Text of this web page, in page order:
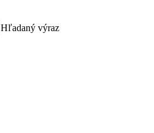
Hľadaný výraz